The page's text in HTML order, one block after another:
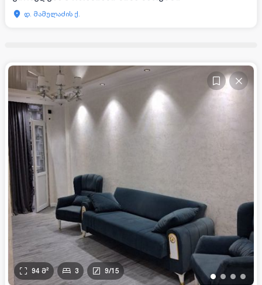
დ. მამულაძის ქ.
• • • •
94 მ² 3 9/15